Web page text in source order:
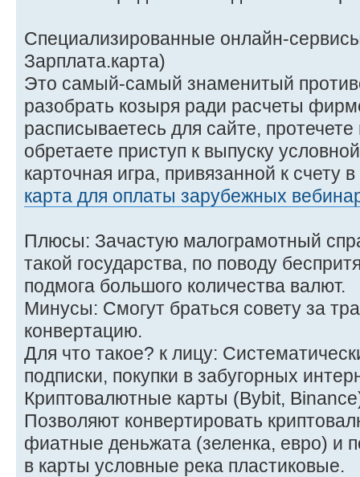
Специализированные онлайн-
Зарплата.карта)
Это самый-самый знаменитый
разобрать козыря ради расчеты
расписываетесь для сайте,
обретаете приступ к выпуску
карточная игра, привязанной к счету
карта для оплаты зарубежных
Плюсы: Зачастую малограмотный
такой государства, по поводу
подмога большого количества валют.
Минусы: Смогут браться совету за
конвертацию.
Для что такое? к лицу:
подписки, покупки в забугорных
Криптовалютные карты (Bybit,
Позволяют конвертировать
фиатные деньжата (зеленка, евро) и
в карты условные река пластиковые.